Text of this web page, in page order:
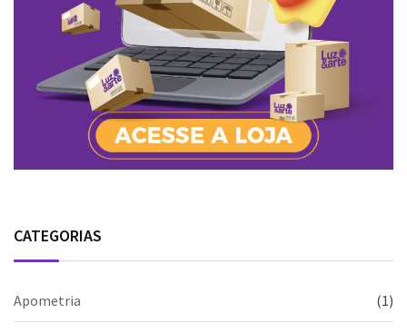
CATEGORIAS
Apometria (1)